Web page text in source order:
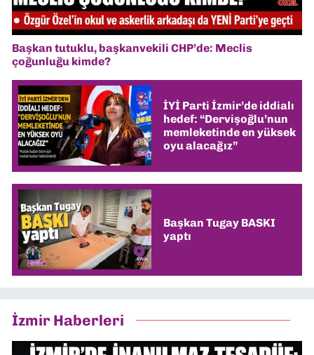
Başkan tutuklu, başkanvekili CHP’de: Meclis
çoğunluğu kimde?
İYİ Parti İzmir’de iddialı
hedef: “Dervişoğlu’nun
memleketinde en yüksek
oyu alacağız”
Başkan Tugay BASKI
yaptı
İzmir Haberleri